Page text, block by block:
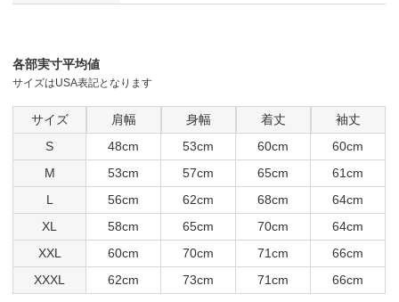
各部実寸平均値
サイズはUSA表記となります
サイズ 肩幅 身幅 着丈
袖丈
S
48cm 53cm 60cm
60cm
M
53cm 57cm 65cm
61cm
L
56cm 62cm 68cm
64cm
XL
58cm 65cm 70cm
64cm
XXL
60cm 70cm 71cm
66cm
XXXL
62cm 73cm 71cm 66cm